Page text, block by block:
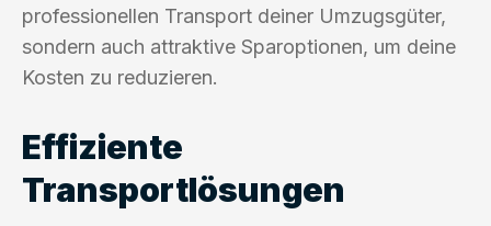
professionellen Transport deiner Umzugsgüter,
sondern auch attraktive Sparoptionen, um deine
Kosten zu reduzieren.
Effiziente
Transportlösungen